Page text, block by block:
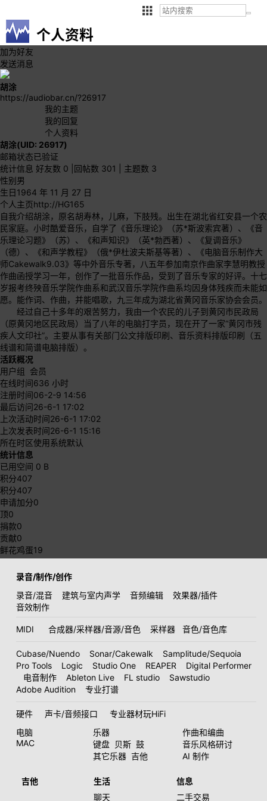
个人资料
加为好友
发送消息
胡涂
https://audiobar.cn/?26917
我的主题
我的回复
个人资料
胡涂(UID: 26917)
邮箱状态已验证
统计信息 好友数 0 回帖数 301
主题数 3
性别男
生日1964 年 11 月 27 日
个人主页http://HG165
自我介绍胡涂，原名胡寿林，儿麻，下肢残。出生在湖北省红安县一个农
民家庭。小时酷爱音乐，自学了《音乐理论》（苏*斯波索宾著）、《音
乐理论习题》（苏）、《和声知识》（英*勃西著）、《复调音乐》
（德）、《和声学教程》（俄*伊杜波夫斯基等著）、《电脑音乐制作大
师Cakewalk9.03》等中外音乐专著，八五年参加南京作曲家李慧明教授
作曲函授学习一年，创作了一批音乐作品，受到了音乐专家的好评。十七
岁报考终殃音乐学院作曲系和武汉音乐学院作曲系均因身体残疾而未能如
愿。能作词、作曲，并能唱歌，九三年成为湖北省黄冈音乐家协会会员。
经过自己十多年的艰苦努力，我由一个农民的儿子到黄冈市民政局
（原黄冈地区民政局）当了八年的电脑打字员，现在开了一家“黄冈市残
疾人文印社”。主要从事有关部门公文排版印刷、音乐资料排版印刷（五
线谱和简谱电脑排版）。
活跃概况
用户组 会员
在线时间636 小时
注册时间06-2-9 14:56
最后访问26-6-1 17:02
上次活动时间26-6-1 17:02
上次发表时间26-6-1 15:16
所在时区使用系统默认
统计信息
已用空间 0 B
积分407
积分407
申请加分0
顶0
捐款0
贡献0
鲜花鸡蛋19
录音/制作/创作
录音/混音
建筑与室内声学 音频编辑
效果器/插件
音效制作
MIDI 合成器/采样器/音源/音色 采样器 音色/音色库
Cubase/Nuendo Sonar/Cakewalk
Samplitude/Sequoia
Pro Tools
Logic Studio One REAPER
Digital Performer
电音制作
Ableton Live FL studio
Sawstudio
Adobe Audition
专业打谱
硬件 声卡/音频接口
专业器材玩HiFi
电脑
MAC
乐器
键盘 贝斯 鼓
其它乐器 吉他
作曲和编曲
音乐风格研讨
AI 制作
吉他
生活
聊天
信息
二手交易